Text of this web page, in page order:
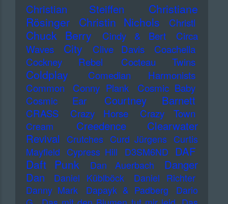
Christian Steiffen
Christiane
Rösinger
Christin Nichols Christl
Chuck Berry Cindy & Bert
Circa
Waves
City Clive Davis
Coachella
Cockney Rebel
Cocteau Twins
Coldplay
Comedian Harmonists
Common
Conny Plank
Cosmic Baby
Cosmic Ear
Courtney Barnett
CRASS Crazy Horse Crazy Town
Cream
Creedence Clearwater
Revival
Crutches Curd Jürgens Curtis
Mayfield Cypress Hill D3SM6ND DAF
Daft Punk Dan Auerbach
Danger
Dan
Daniel Küblböck
Daniel Richter
Danny Mark
Dapayk & Padberg
Dario